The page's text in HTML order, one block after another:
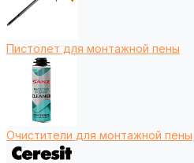
Пистолет для монтажной пены
Очистители для монтажной пены